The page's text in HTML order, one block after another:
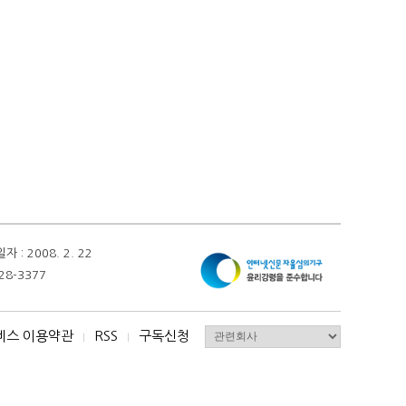
자 : 2008. 2. 22
3377
스 이용약관 RSS 구독신청